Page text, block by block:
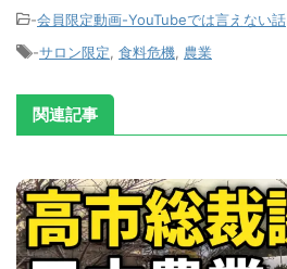
-会員限定動画-YouTubeでは言えない話
-サロン限定 食料危機 農業
関連記事